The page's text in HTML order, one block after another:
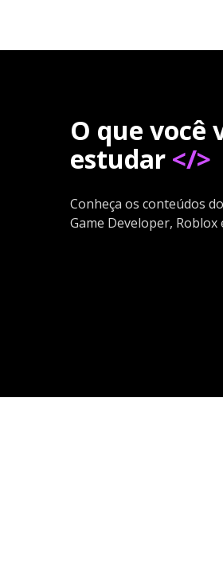
O que você
estudar </>
Conheça os conteúdos
Game Developer, Roblox